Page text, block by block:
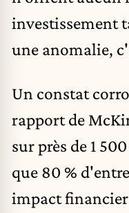
investissement
une anomalie,
Un constat
rapport de
sur près de 1
que 80 %
impact